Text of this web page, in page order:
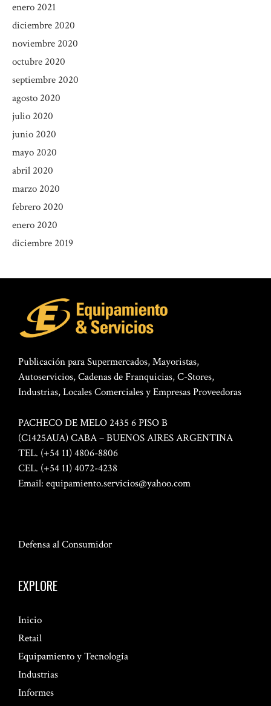
enero 2021
diciembre 2020
noviembre 2020
octubre 2020
septiembre 2020
agosto 2020
julio 2020
junio 2020
mayo 2020
abril 2020
marzo 2020
febrero 2020
enero 2020
diciembre 2019
Publicación para Supermercados, Mayoristas,
Autoservicios, Cadenas de Franquicias, C-Stores,
Industrias, Locales Comerciales y Empresas Proveedoras
PACHECO DE MELO 2435 6 PISO B
(C1425AUA) CABA – BUENOS AIRES ARGENTINA
TEL. (+54 11) 4806-8806
CEL. (+54 11) 4072-4238
Email: equipamiento.servicios@yahoo.com
Defensa al Consumidor
EXPLORE
Inicio
Retail
Equipamiento y Tecnología
Industrias
Informes